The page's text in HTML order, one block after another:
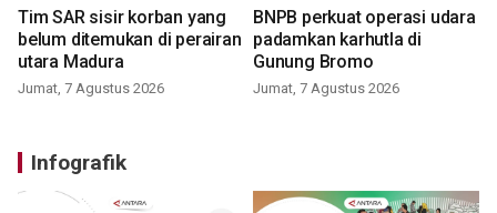
Tim SAR sisir korban yang
belum ditemukan di perairan
utara Madura
Jumat, 7 Agustus 2026
BNPB perkuat operasi udara
padamkan karhutla di
Gunung Bromo
Jumat, 7 Agustus 2026
Infografik